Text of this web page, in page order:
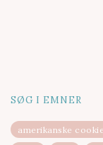
SØG I EMNER
amerikanske